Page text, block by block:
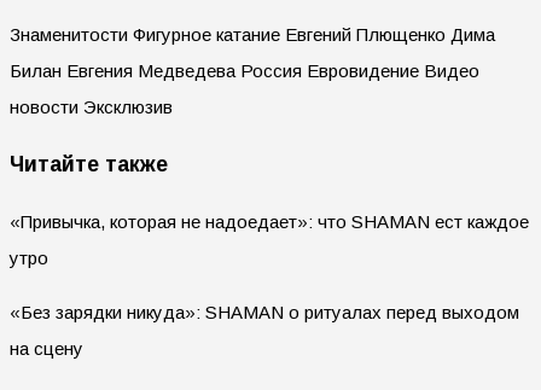
Знаменитости Фигурное катание Евгений Плющенко Дима
Билан Евгения Медведева Россия Евровидение Видео
новости Эксклюзив
Читайте также
«Привычка, которая не надоедает»: что SHAMAN ест каждое
утро
«Без зарядки никуда»: SHAMAN о ритуалах перед выходом
на сцену